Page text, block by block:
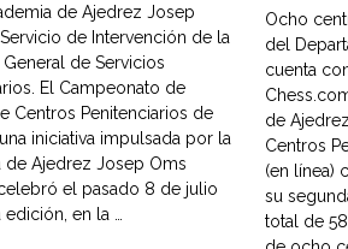
de Ajedrez Josep
de Intervención de la
de Servicios
El Campeonato de
Centros Penitenciarios de
iniciativa impulsada por la
de Ajedrez Josep Oms
celebró el pasado 8 de julio
en la …
Ocho
del
cuenta
de
Centros
(en línea)
su
total de